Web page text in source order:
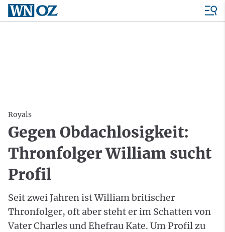
Royals
Gegen Obdachlosigkeit:
Thronfolger William sucht
Profil
Seit zwei Jahren ist William britischer
Thronfolger, oft aber steht er im Schatten von
Vater Charles und Ehefrau Kate. Um Profil zu